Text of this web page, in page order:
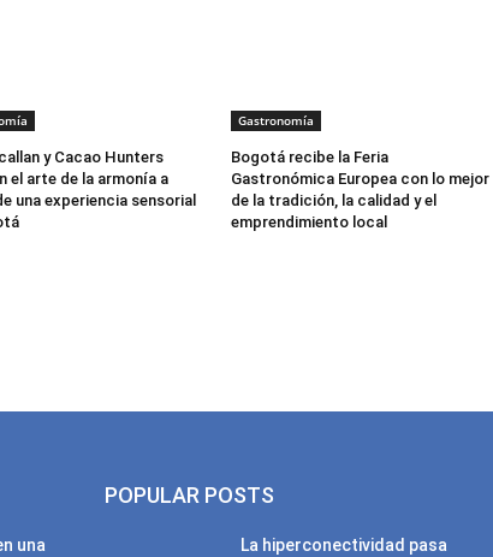
y Cacao Hunters
el arte de la armonía a
una experiencia sensorial
Gastronomía
Bogotá recibe la Feria
Gastronómica Europea con lo mejor
de la tradición, la calidad y el
emprendimiento local
una
POPULAR POSTS
La hiperconectividad pasa